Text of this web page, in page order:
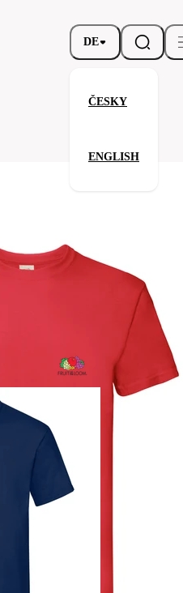
DE
ČESKY
ENGLISH
unsere Priorität.